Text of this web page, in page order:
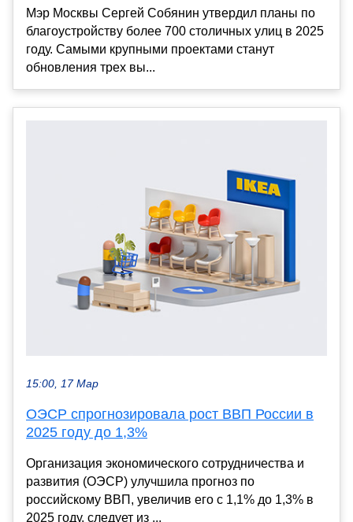
Мэр Москвы Сергей Собянин утвердил планы по
благоустройству более 700 столичных улиц в 2025
году. Самыми крупными проектами станут
обновления трех вы...
15:00, 17 Мар
ОЭСР спрогнозировала рост ВВП России в
2025 году до 1,3%
Организация экономического сотрудничества и
развития (ОЭСР) улучшила прогноз по
российскому ВВП, увеличив его с 1,1% до 1,3% в
2025 году, следует из ...